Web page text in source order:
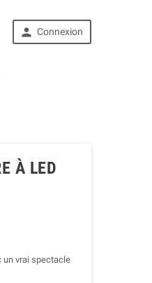
 Connexion
À LED
un vrai spectacle